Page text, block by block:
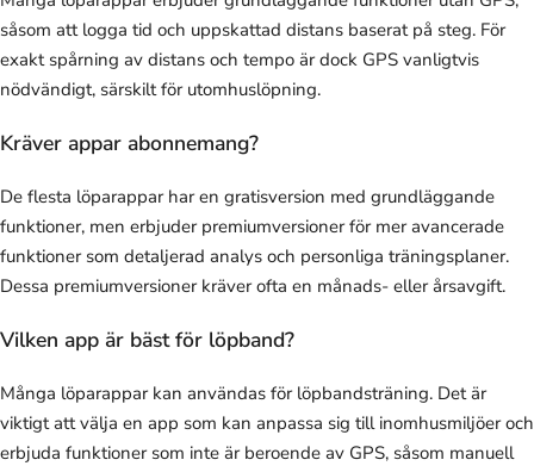
såsom att logga tid och uppskattad distans baserat på steg. För
exakt spårning av distans och tempo är dock GPS vanligtvis
nödvändigt, särskilt för utomhuslöpning.
Kräver appar abonnemang?
De flesta löparappar har en gratisversion med grundläggande
funktioner, men erbjuder premiumversioner för mer avancerade
funktioner som detaljerad analys och personliga träningsplaner.
Dessa premiumversioner kräver ofta en månads- eller årsavgift.
Vilken app är bäst för löpband?
Många löparappar kan användas för löpbandsträning. Det är
viktigt att välja en app som kan anpassa sig till inomhusmiljöer och
erbjuda funktioner som inte är beroende av GPS, såsom manuell